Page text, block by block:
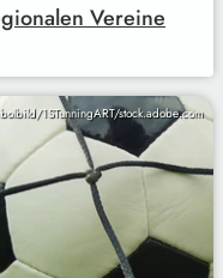
Vereine
1STunningART/stock.adobe.com